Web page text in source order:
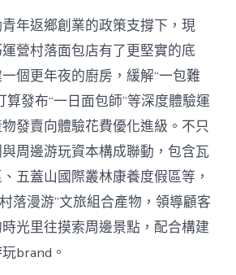
年返鄉創業的政策支撐下，現
營村落面包店有了更堅實的底
個更年夜的廚房，緩解“一包難
算發布“一日面包師”等深度體驗運
發賣向體驗花費優化進級。不只
周邊游玩資本構成聯動，包含瓦
五蓋山國際叢林康養度假區等，
落漫游”文旅組合產物，領導顧客
光里往摸索周邊景點，配合構建
brand。